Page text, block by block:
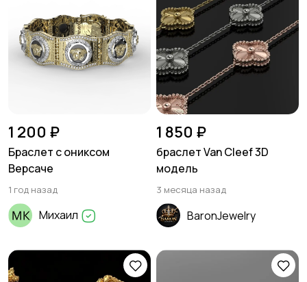
1 200 ₽
Браслет с ониксом
Версаче
1 год назад
Михаил
1 850 ₽
браслет Van Cleef 3D
модель
3 месяца назад
BaronJewelry